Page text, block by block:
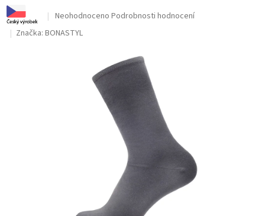
Průměrné
produktu
Neohodnoceno Podrobnosti hodnocení
Značka: BONASTYL